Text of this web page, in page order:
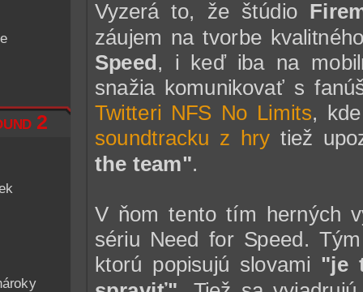
2
Vyzerá to, že štúdio
záujem na tvorbe
Speed, i keď iba na
snažia komunikovať s
Twitteri NFS No Limits,
soundtracku z hry tiež
the team".
V ňom tento tím herných
sériu Need for Speed.
ktorú popisujú slovami "je